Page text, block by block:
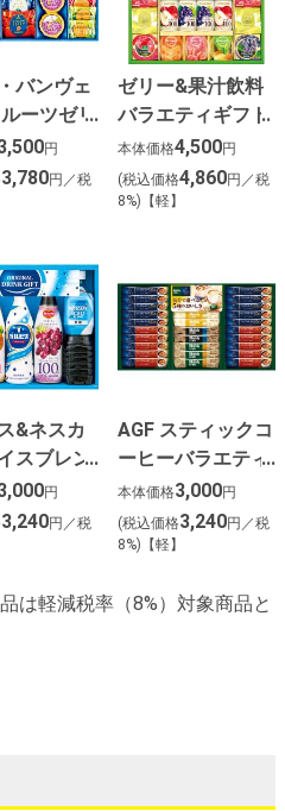
バンヴェ
ーツゼリ
セット
円
3,780円／税
ゼリー&果汁飲料
バラエティギフト
本体価格4,500円
(税込価格4,860円／税
8%)【軽】
&ネスカ
スブレン
ティ飲料
円
3,240円／税
AGF スティックコ
ーヒーバラエティ
ギフト(27杯)
本体価格3,000円
(税込価格3,240円／税
8%)【軽】
は軽減税率（8%）対象商品と